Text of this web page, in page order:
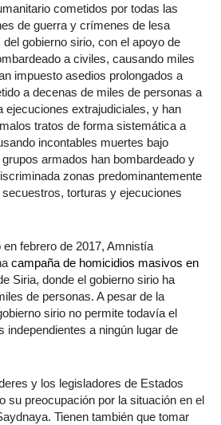
cometidos por todas las
de guerra y crímenes de lesa
gobierno sirio, con el apoyo de
a civiles, causando miles
impuesto asedios prolongados a
a decenas de miles de personas a
ejecuciones extrajudiciales, y han
tratos de forma sistemática a
incontables muertes bajo
armados han bombardeado y
zonas predominantemente
torturas y ejecuciones
febrero de 2017, Amnistía
campaña de homicidios masivos en
Siria, donde el gobierno sirio ha
de personas. A pesar de la
sirio no permite todavía el
independientes a ningún lugar de
y los legisladores de Estados
su preocupación por la situación en el
Tienen también que tomar